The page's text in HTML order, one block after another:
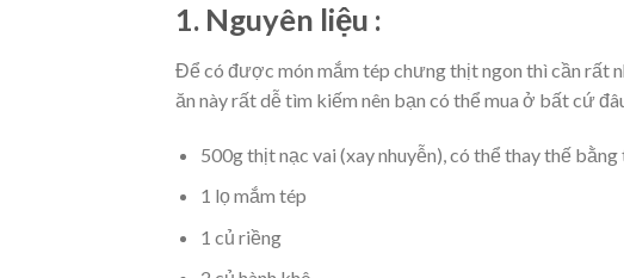
1. Nguyên liệu :
Để có được món mắm tép chưng thịt ngon thì cần rất
ăn này rất dễ tìm kiếm nên bạn có thể mua ở bất cứ
500g thịt nạc vai (xay nhuyễn), có thể thay thế
1 lọ mắm tép
1 củ riềng